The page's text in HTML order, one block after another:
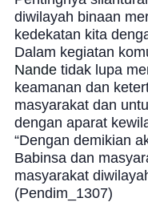
diwilayah binaan
kedekatan kita
Dalam kegiatan
Nandetidak lupa
keamanan dan
masyarakat dan
dengan aparat
“Dengan demikian
Babinsa dan
masyarakat
(Pendim_1307)